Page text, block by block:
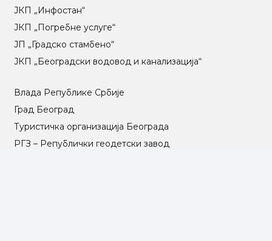
ЈКП „Инфостан“
ЈКП „Погребне услуге“
ЈП „Градско стамбено“
ЈКП „Београдски водовод и канализација“
Влада Републике Србије
Град Београд
Туристичка организација Београда
РГЗ – Републички геодетски завод